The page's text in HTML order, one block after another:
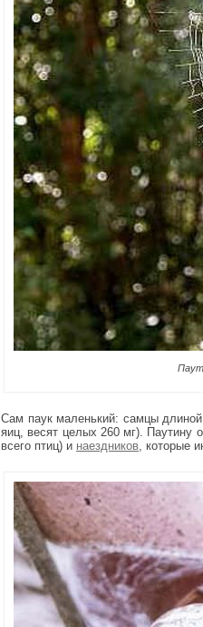
Сам паук маленький: самцы
яиц, весят целых 260 мг). Паутину
всего птиц) и наездников, которые